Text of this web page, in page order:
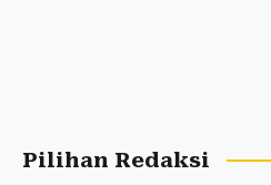
Pilihan Redaksi